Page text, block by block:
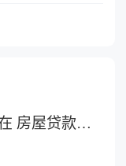
不还贷款房子会被拍卖吗现在 房屋贷款还不起的诉讼时效是多长时间？